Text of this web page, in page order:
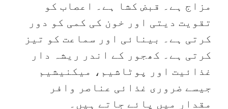
مزاج ہے۔ قبض کشا ہے۔ اعصاب کو
تقویت دیتی اور خون کی کمی کو دور
کرتی ہے۔ بینائی اور سماعت کو تیز
کرتی ہے۔ کھجور کے اندر ریشہ دار
غذائیت اور پوٹاشیم، میکنیشیم
جیسے ضروری غذائی عناصر وافر
مقدار میں پائے جاتے ہیں۔